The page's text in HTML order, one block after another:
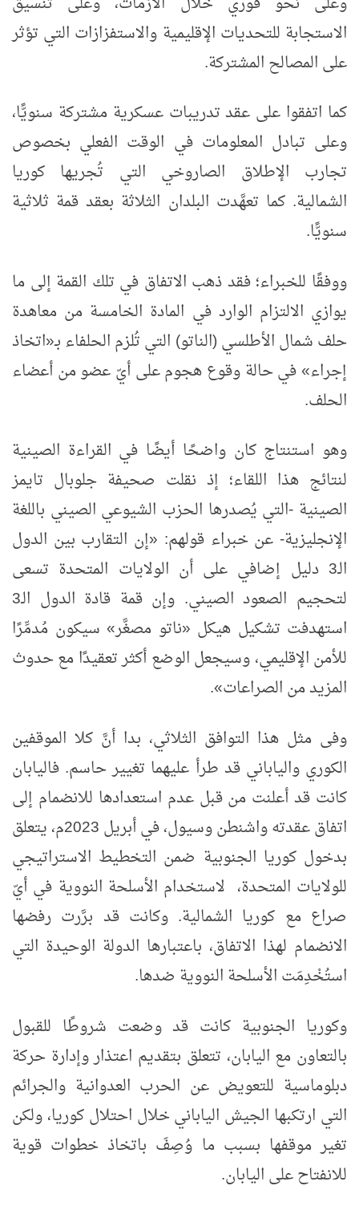
الاستجابة للتحديات الإقليمية والاستفزازات التي تؤثر
على المصالح المشتركة.
كما اتفقوا على عقد تدريبات عسكرية مشتركة سنويًّا،
وعلى تبادل المعلومات في الوقت الفعلي بخصوص
تجارب الإطلاق الصاروخي التي تُجريها كوريا
الشمالية. كما تعهَّدت البلدان الثلاثة بعقد قمة ثلاثية
سنويًّا.
ووفقًا للخبراء؛ فقد ذهب الاتفاق في تلك القمة إلى ما
يوازي الالتزام الوارد في المادة الخامسة من معاهدة
حلف شمال الأطلسي (الناتو) التي تُلزم الحلفاء بـ«اتخاذ
إجراء»في حالة وقوع هجوم على أيّ عضو من أعضاء
الحلف.
وهو استنتاج كان واضحًا أيضًا في القراءة الصينية
لنتائج هذا اللقاء؛ إذ نقلت صحيفة جلوبال تايمز
الصينية -التي يُصدرها الحزب الشيوعي الصيني باللغة
الإنجليزية- عن خبراء قولهم: «إن التقارب بين الدول
الـ3 دليل إضافي على أن الولايات المتحدة تسعى
لتحجيم الصعود الصيني. وإن قمة قادة الدول الـ3
استهدفت تشكيل هيكل «ناتو مصغَّر» سيكون مُدمِّرًا
للأمن الإقليمي، وسيجعل الوضع أكثر تعقيدًا مع حدوث
المزيد من الصراعات»
.
وفى مثل هذا التوافق الثلاثي، بدا أنَّ كلا الموقفين
الكوري والياباني قد طرأ عليهما تغيير حاسم. فاليابان
كانت قد أعلنت من قبل عدم استعدادها للانضمام إلى
اتفاق عقدته واشنطن وسيول، في أبريل 2023م، يتعلق
بدخول كوريا الجنوبية ضمن التخطيط الاستراتيجي
للولايات المتحدة، لاستخدام الأسلحة النووية في أيّ
صراع مع كوريا الشمالية. وكانت قد برَّرت رفضها
الانضمام لهذا الاتفاق، باعتبارها الدولة الوحيدة التي
استُخْدِمَت الأسلحة النووية ضدها.
وكوريا الجنوبية كانت قد وضعت شروطًا للقبول
بالتعاون مع اليابان، تتعلق بتقديم اعتذار وإدارة حركة
دبلوماسية للتعويض عن الحرب العدوانية والجرائم
التي ارتكبها الجيش الياباني خلال احتلال كوريا، ولكن
تغير موقفها بسبب ما وُصِفَ باتخاذ خطوات قوية
للانفتاح على اليابان.